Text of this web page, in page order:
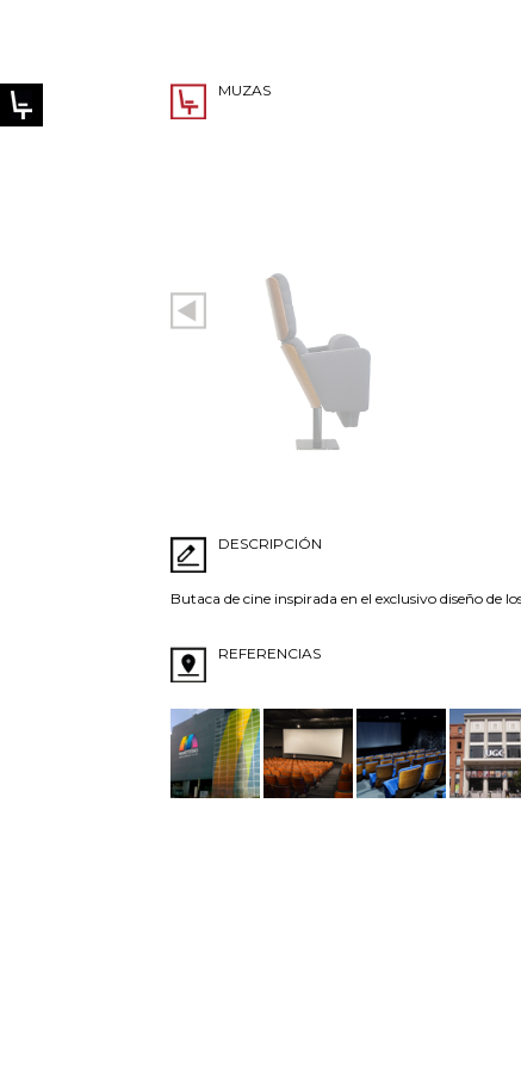
MUZAS
DESCRIPCIÓN
Butaca de cine inspirada en el exclusivo diseño de
REFERENCIAS